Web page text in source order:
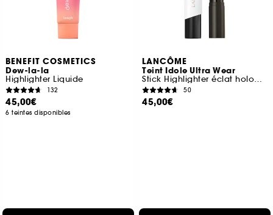
BENEFIT COSMETICS
Dew-la-la
Highlighter Liquide
132
45,00€
6 teintes disponibles
LANCÔME
Teint Idole Ultra Wear
Stick Highlighter éclat holographique 24h de tenue
50
45,00€